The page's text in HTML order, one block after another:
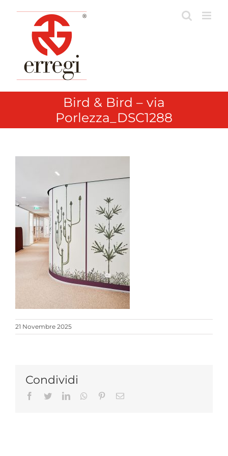
content
Bird & Bird – via
Porlezza_DSC1288
21 Novembre 2025
Condividi
Facebook
TwitterLinkedInWhatsappPinterestEmail